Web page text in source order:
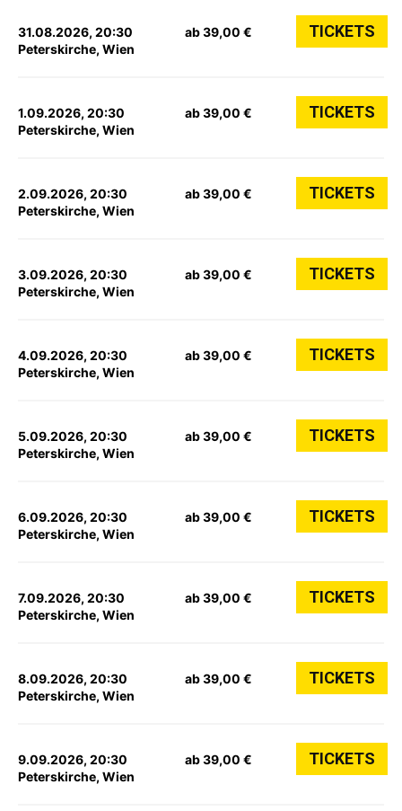
31.08.2026, 20:30
Peterskirche, Wien
ab 39,00 € TICKETS
1.09.2026, 20:30
Peterskirche, Wien
ab 39,00 € TICKETS
2.09.2026, 20:30
Peterskirche, Wien
ab 39,00 € TICKETS
3.09.2026, 20:30
Peterskirche, Wien
ab 39,00 € TICKETS
4.09.2026, 20:30
Peterskirche, Wien
ab 39,00 € TICKETS
5.09.2026, 20:30
Peterskirche, Wien
ab 39,00 € TICKETS
6.09.2026, 20:30
Peterskirche, Wien
ab 39,00 € TICKETS
7.09.2026, 20:30
Peterskirche, Wien
ab 39,00 € TICKETS
8.09.2026, 20:30
Peterskirche, Wien
ab 39,00 € TICKETS
9.09.2026, 20:30
Peterskirche, Wien
ab 39,00 € TICKETS